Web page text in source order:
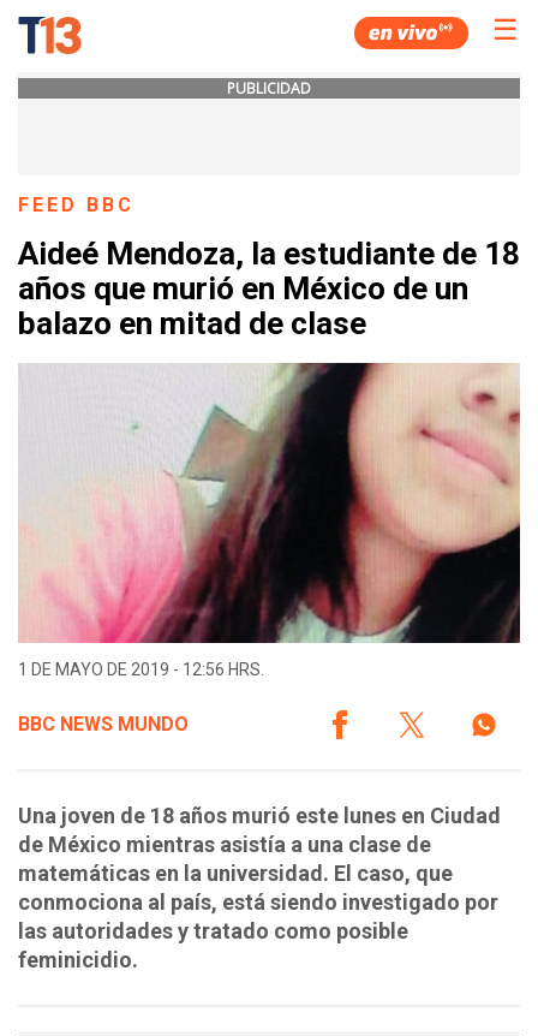
☰
PUBLICIDAD
FEED BBC
Aideé Mendoza, la estudiante de 18
años que murió en México de un
balazo en mitad de clase
1 DE MAYO DE 2019 - 12:56 HRS.
BBC NEWS MUNDO
Una joven de 18 años murió este lunes en Ciudad
de México mientras asistía a una clase de
matemáticas en la universidad. El caso, que
conmociona al país, está siendo investigado por
las autoridades y tratado como posible
feminicidio.